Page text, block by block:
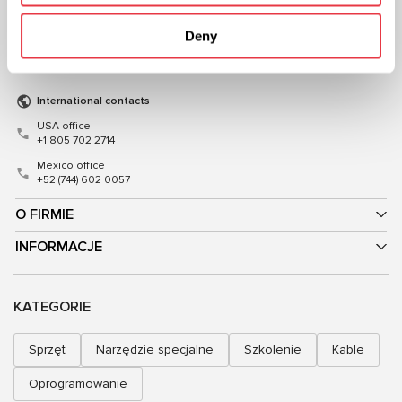
Deny
O FIRMIE
INFORMACJE
+38 (057) 728-49-64
Mon–Fri, 09:00–18:00 (UTC+3)
International contacts
USA office
+1 805 702 2714
Mexico office
+52 (744) 602 0057
KATEGORIE
Sprzęt Narzędzie specjalne Szkolenie Kable
Oprogramowanie